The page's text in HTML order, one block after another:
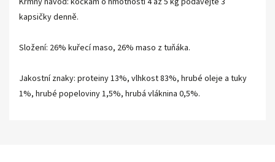
kapsičky denně.
Složení: 26% kuřecí maso, 26% maso z tuňáka.
Jakostní znaky: proteiny 13%, vlhkost 83%, hrubé oleje a tuky
1%, hrubé popeloviny 1,5%, hrubá vláknina 0,5%.